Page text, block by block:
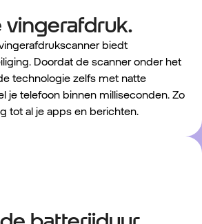
vingerafdruk.
biedt
Doordat de scanner onder het
technologie zelfs met natte
je telefoon binnen milliseconden. Zo
tot al je apps en berichten.